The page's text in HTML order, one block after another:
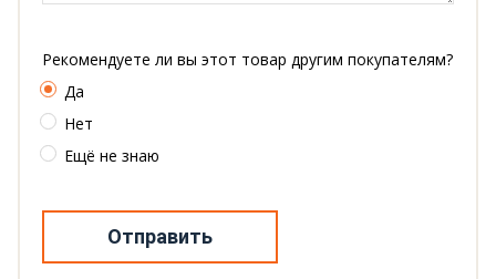
Рекомендуете ли вы этот товар другим покупателям?
Да
Нет
Ещё не знаю
Отправить